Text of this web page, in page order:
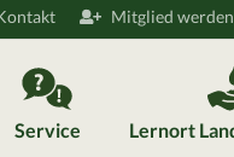
Mitglied werden
Service Lernort